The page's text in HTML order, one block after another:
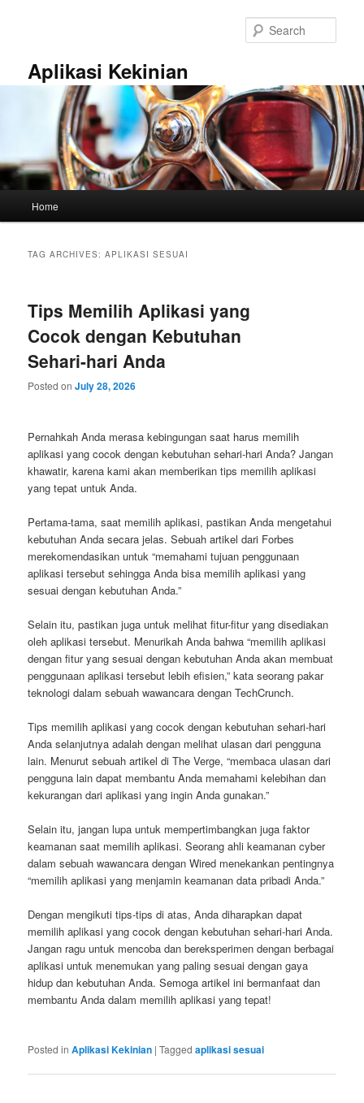
Aplikasi Kekinian
Home
TAG ARCHIVES:APLIKASI SESUAI
Tips Memilih Aplikasi yang
Cocok dengan Kebutuhan
Sehari-hari Anda
Posted onJuly 28, 2026
Pernahkah Anda merasa kebingungan saat harus memilih
aplikasi yang cocok dengan kebutuhan sehari-hari Anda? Jangan
khawatir, karena kami akan memberikan tips memilih aplikasi
yang tepat untuk Anda.
Pertama-tama, saat memilih aplikasi, pastikan Anda mengetahui
kebutuhan Anda secara jelas. Sebuah artikel dari Forbes
merekomendasikan untuk “memahami tujuan penggunaan
aplikasi tersebut sehingga Anda bisa memilih aplikasi yang
sesuai dengan kebutuhan Anda.”
Selain itu, pastikan juga untuk melihat fitur-fitur yang disediakan
oleh aplikasi tersebut. Menurikah Anda bahwa “memilih aplikasi
dengan fitur yang sesuai dengan kebutuhan Anda akan membuat
penggunaan aplikasi tersebut lebih efisien,” kata seorang pakar
teknologi dalam sebuah wawancara dengan TechCrunch.
Tips memilih aplikasi yang cocok dengan kebutuhan sehari-hari
Anda selanjutnya adalah dengan melihat ulasan dari pengguna
lain. Menurut sebuah artikel di The Verge, “membaca ulasan dari
pengguna lain dapat membantu Anda memahami kelebihan dan
kekurangan dari aplikasi yang ingin Anda gunakan.”
Selain itu, jangan lupa untuk mempertimbangkan juga faktor
keamanan saat memilih aplikasi. Seorang ahli keamanan cyber
dalam sebuah wawancara dengan Wired menekankan pentingnya
“memilih aplikasi yang menjamin keamanan data pribadi Anda.”
Dengan mengikuti tips-tips di atas, Anda diharapkan dapat
memilih aplikasi yang cocok dengan kebutuhan sehari-hari Anda.
Jangan ragu untuk mencoba dan bereksperimen dengan berbagai
aplikasi untuk menemukan yang paling sesuai dengan gaya
hidup dan kebutuhan Anda. Semoga artikel ini bermanfaat dan
membantu Anda dalam memilih aplikasi yang tepat!
Posted in Aplikasi Kekinian |Tagged aplikasi sesuai